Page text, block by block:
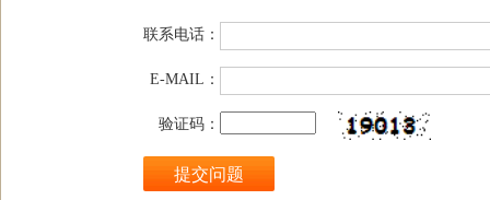
联系电话：
E-MAIL：
验证码：